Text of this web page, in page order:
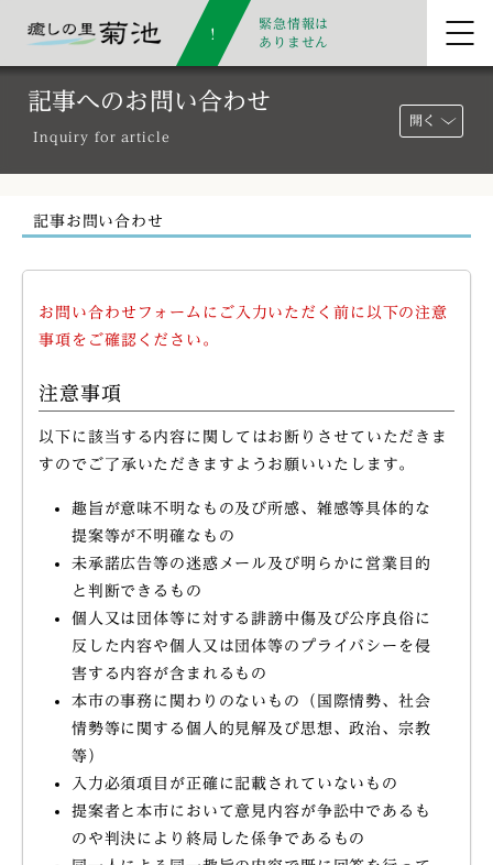
緊急情報は
ありません
記事へのお問い合わせ
Inquiry for article
開く
記事お問い合わせ
お問い合わせフォームにご入力いただく前に以下の注意
事項をご確認ください。
注意事項
以下に該当する内容に関してはお断りさせていただきま
すのでご了承いただきますようお願いいたします。
趣旨が意味不明なもの及び所感、雑感等具体的な
提案等が不明確なもの
未承諾広告等の迷惑メール及び明らかに営業目的
と判断できるもの
個人又は団体等に対する誹謗中傷及び公序良俗に
反した内容や個人又は団体等のプライバシーを侵
害する内容が含まれるもの
本市の事務に関わりのないもの（国際情勢、社会
情勢等に関する個人的見解及び思想、政治、宗教
等）
入力必須項目が正確に記載されていないもの
提案者と本市において意見内容が争訟中であるも
のや判決により終局した係争であるもの